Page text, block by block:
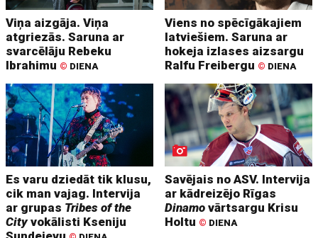
Viņa aizgāja. Viņa
atgriezās. Saruna ar
svarcēlāju Rebeku
Ibrahimu © DIENA
Viens no spēcīgākajiem
latviešiem. Saruna ar
hokeja izlases aizsargu
Ralfu Freibergu © DIENA
Es varu dziedāt tik klusu,
cik man vajag. Intervija
ar grupas Tribes of the
Cityvokālisti Kseniju
Savējais no ASV. Intervija
ar kādreizējo Rīgas
Dinamo vārtsargu Krisu
Holtu © DIENA